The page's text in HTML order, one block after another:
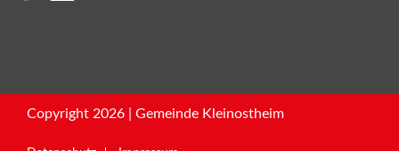
Copyright 2026 | Gemeinde Kleinostheim